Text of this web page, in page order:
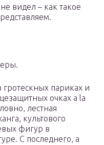
видел – как такое
париках и
очках a la
лестная
культового
фигур в
С последнего, а